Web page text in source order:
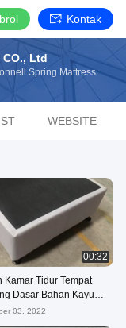
Kontak
Ltd
Spring Mattress
WEBSITE
00:32
Kamar Tidur Tempat
Dasar Bahan Kayu
03, 2022